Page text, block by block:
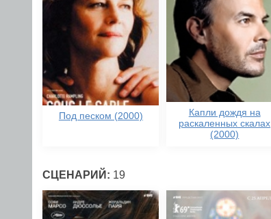
Под песком (2000)
Капли дождя на
раскаленных скалах
(2000)
СЦЕНАРИЙ: 19